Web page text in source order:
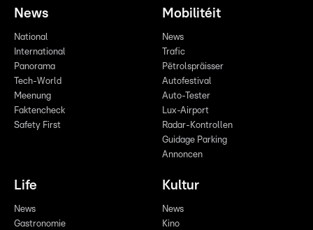
News
National
International
Panorama
Tech-World
Meenung
Faktencheck
Safety First
Mobilitéit
News
Trafic
Pëtrolspräisser
Autofestival
Auto-Tester
Lux-Airport
Radar-Kontrollen
Guidage Parking
Annoncen
Life
News
Gastronomie
Kultur
News
Kino